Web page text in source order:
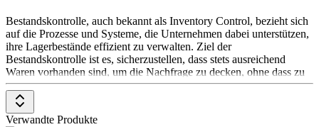
Bestandskontrolle, auch bekannt als Inventory Control, bezieht sich
auf die Prozesse und Systeme, die Unternehmen dabei unterstützen,
ihre Lagerbestände effizient zu verwalten. Ziel der
Bestandskontrolle ist es, sicherzustellen, dass stets ausreichend
Waren vorhanden sind, um die Nachfrage zu decken, ohne dass zu
viele Produkte ungenutzt im Lager liegen. Durch eine präzise
Bestandskontrolle können Unternehmen ihre Lagerhaltungskosten
senken, Engpässe vermeiden und den Warenfluss optimieren.
Verwandte Produkte